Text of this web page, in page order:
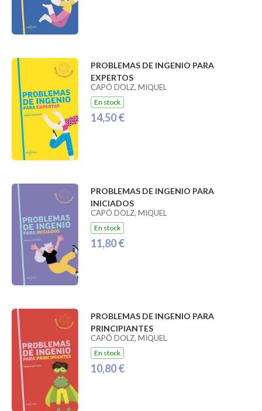
PROBLEMAS DE INGENIO PARA
EXPERTOS
CAPÓ DOLZ, MIQUEL
En stock
14,50 €
PROBLEMAS DE INGENIO PARA
INICIADOS
CAPÓ DOLZ, MIQUEL
En stock
11,80 €
PROBLEMAS DE INGENIO PARA
PRINCIPIANTES
CAPÓ DOLZ, MIQUEL
En stock
10,80 €